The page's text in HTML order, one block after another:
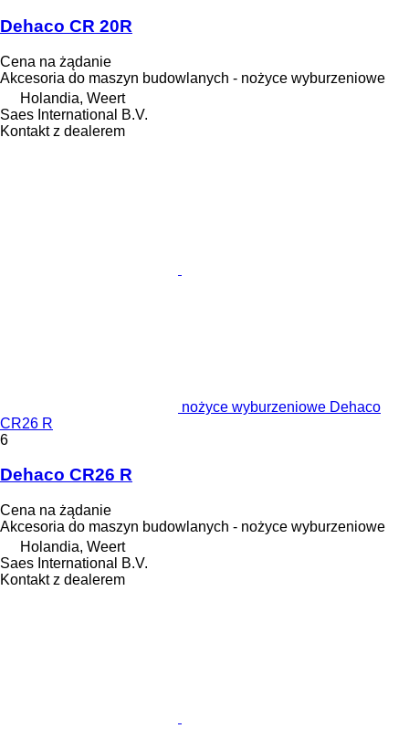
Dehaco CR 20R
Cena na żądanie
Akcesoria do maszyn budowlanych - nożyce wyburzeniowe
Holandia, Weert
Saes International B.V.
Kontakt z dealerem
nożyce wyburzeniowe Dehaco
CR26 R
6
Dehaco CR26 R
Cena na żądanie
Akcesoria do maszyn budowlanych - nożyce wyburzeniowe
Holandia, Weert
Saes International B.V.
Kontakt z dealerem